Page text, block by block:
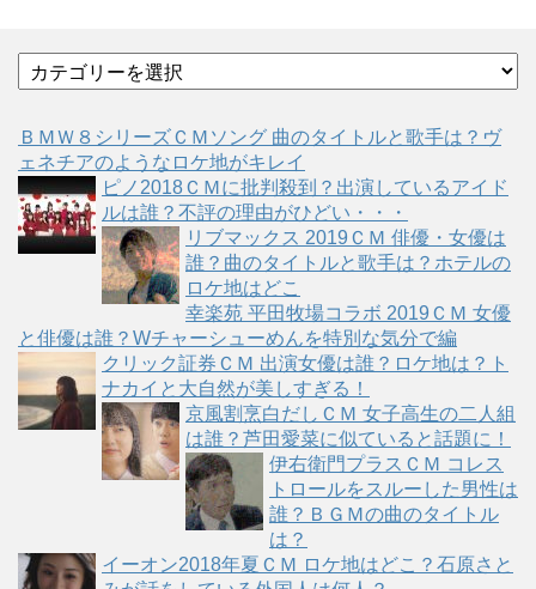
テ
リ
ー
ＢＭＷ８シリーズＣＭソング 曲のタイトルと歌手は？ヴ
ェネチアのようなロケ地がキレイ
ピノ2018ＣＭに批判殺到？出演しているアイド
ルは誰？不評の理由がひどい・・・
リブマックス 2019ＣＭ 俳優・女優は
誰？曲のタイトルと歌手は？ホテルの
ロケ地はどこ
幸楽苑 平田牧場コラボ 2019ＣＭ 女優
と俳優は誰？Wチャーシューめんを特別な気分で編
クリック証券ＣＭ 出演女優は誰？ロケ地は？ト
ナカイと大自然が美しすぎる！
京風割烹白だしＣＭ 女子高生の二人組
は誰？芦田愛菜に似ていると話題に！
伊右衛門プラスＣＭ コレス
トロールをスルーした男性は
誰？ＢＧＭの曲のタイトル
は？
イーオン2018年夏ＣＭ ロケ地はどこ？石原さと